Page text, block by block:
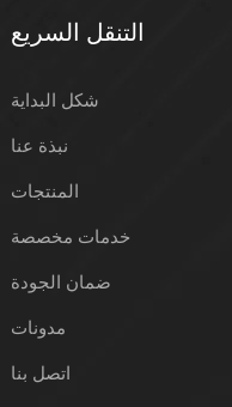
التنقل السريع
شكل البداية
نبذة عنا
المنتجات
خدمات مخصصة
ضمان الجودة
مدونات
اتصل بنا